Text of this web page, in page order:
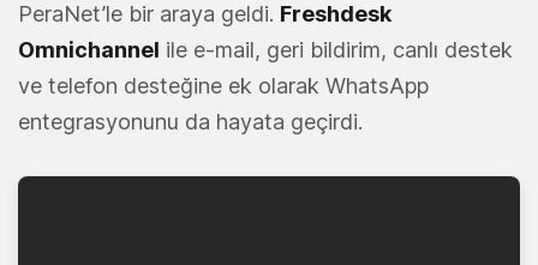
PeraNet’le bir araya geldi. Freshdesk
Omnichannel ile e-mail, geri bildirim, canlı destek
ve telefon desteğine ek olarak WhatsApp
entegrasyonunu da hayata geçirdi.